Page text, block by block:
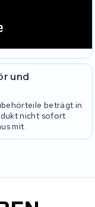
und
beträgt in
nicht sofort
mit.